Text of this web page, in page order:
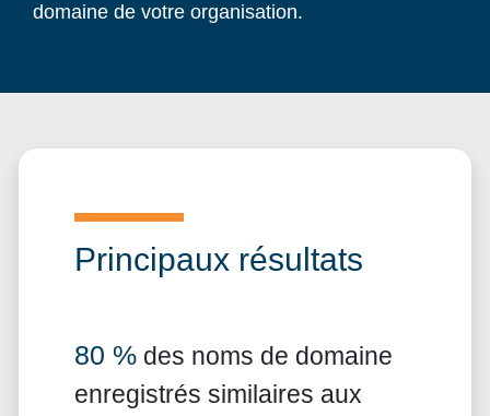
domaine de votre organisation.
Principaux résultats
80 % des noms de domaine
enregistrés similaires aux